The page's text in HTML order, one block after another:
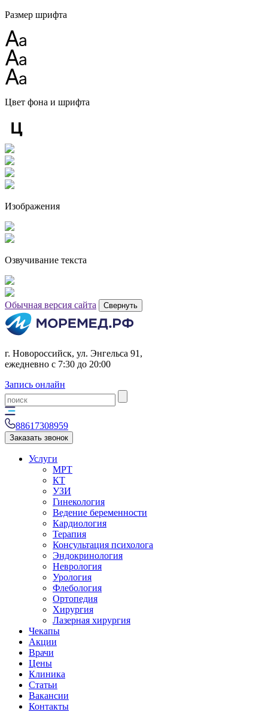
Размер шрифта
Цвет фона и шрифта
Изображения
Озвучивание текста
Обычная версия сайта Свернуть
г. Новороссийск, ул. Энгельса 91,
ежедневно с 7:30 до 20:00
Запись онлайн
88617308959
Заказать звонок
Услуги
МРТ
КТ
УЗИ
Гинекология
Ведение беременности
Кардиология
Терапия
Консультация психолога
Эндокринология
Неврология
Урология
Флебология
Ортопедия
Хирургия
Лазерная хирургия
Чекапы
Акции
Врачи
Цены
Клиника
Статьи
Вакансии
Контакты